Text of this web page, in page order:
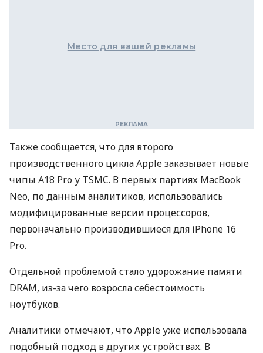
Место для вашей рекламы
Также сообщается, что для второго
производственного цикла Apple заказывает новые
чипы A18 Pro у TSMC. В первых партиях MacBook
Neo, по данным аналитиков, использовались
модифицированные версии процессоров,
первоначально производившиеся для iPhone 16
Pro.
Отдельной проблемой стало удорожание памяти
DRAM, из-за чего возросла себестоимость
ноутбуков.
Аналитики отмечают, что Apple уже использовала
подобный подход в других устройствах. В